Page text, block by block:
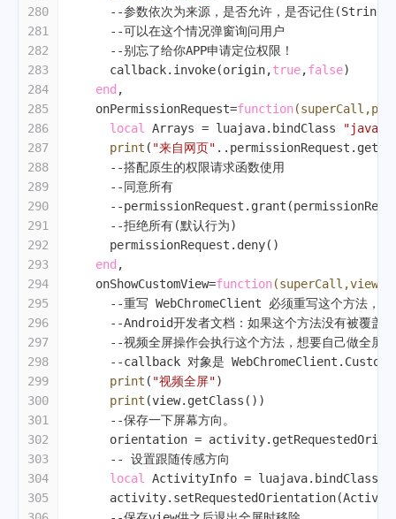
280
281
282
283
284
285
286
287
288
289
290
291
292
293
294
295
296
297
298
299
300
301
302
303
304
305
--参数依次为来源，是否允许，是否记住
--可以在这个情况弹窗询问用户
--别忘了给你APP申请定位权限！
      callback.invoke(origin,
true,false)
end ,
    onPermissionRequest=
function
local
Arrays = luajava.bindClass
print ( "来自网页"
--搭配原生的权限请求函数使用
--同意所有
--
--拒绝所有(默认行为)
      permissionRequest.deny()
end ,
    onShowCustomView=
function
--重写 WebChromeClient 必须重写这个方法，否
--Android开发者文档：如果这个方法没有被覆盖
--视频全屏操作会执行这个方法，想要自己做全屏
--callback 对象是
print ( "视频全屏")
print (view.getClass())
--保存一下屏幕方向。
orientation =
-- 设置跟随传感方向
local
ActivityInfo = luajava.bindClass